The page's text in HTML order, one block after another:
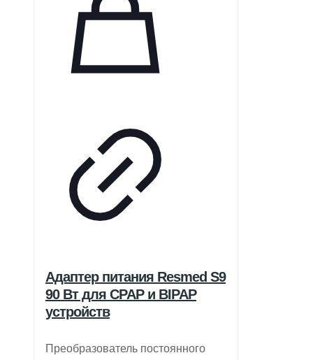
Адаптер питания Resmed S9
90 Вт для CPAP и BIPAP
устройств
Преобразователь постоянного